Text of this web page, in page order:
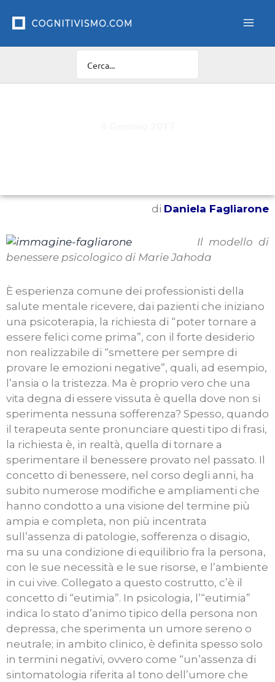
di Daniela Fagliarone
Il modello di
benessere psicologico di Marie Jahoda
È esperienza comune dei professionisti della
salute mentale ricevere, dai pazienti che iniziano
una psicoterapia, la richiesta di “poter tornare a
essere felici come prima”, con il forte desiderio
non realizzabile di “smettere per sempre di
provare le emozioni negative”, quali, ad esempio,
l’ansia o la tristezza. Ma è proprio vero che una
vita degna di essere vissuta è quella dove non si
sperimenta nessuna sofferenza? Spesso, quando
il terapeuta sente pronunciare questi tipo di frasi,
la richiesta è, in realtà, quella di tornare a
sperimentare il benessere provato nel passato. Il
concetto di benessere, nel corso degli anni, ha
subito numerose modifiche e ampliamenti che
hanno condotto a una visione del termine più
ampia e completa, non più incentrata
sull’assenza di patologie, sofferenza o disagio,
ma su una condizione di equilibrio fra la persona,
con le sue necessità e le sue risorse, e l’ambiente
in cui vive. Collegato a questo costrutto, c’è il
concetto di “eutimia”. In psicologia, l’“eutimia”
indica lo stato d’animo tipico della persona non
depressa, che sperimenta un umore sereno o
neutrale; in ambito clinico, è definita spesso solo
in termini negativi, ovvero come “un’assenza di
sintomatologia riferita al tono dell’umore che